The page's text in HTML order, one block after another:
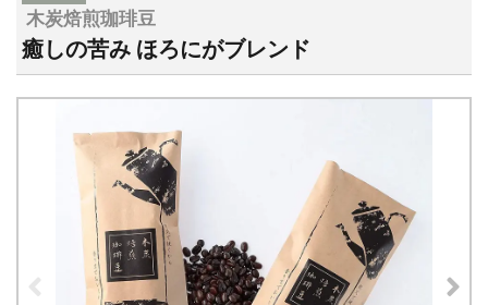
木炭焙煎珈琲豆
癒しの苦み ほろにがブレンド